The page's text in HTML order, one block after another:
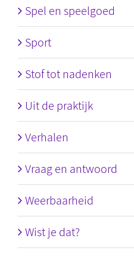
Spel en speelgoed
Sport
Stof tot nadenken
Uit de praktijk
Verhalen
Vraag en antwoord
Weerbaarheid
Wist je dat?